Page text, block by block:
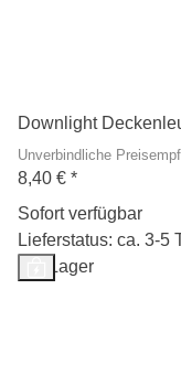
Downlight
Unverbindliche
8,40 € *
Sofort verfügbar
Lieferstatus: ca. 3-5
Auf Lager